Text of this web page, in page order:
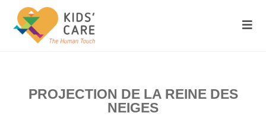
PROJECTION DE LA REINE DES
NEIGES